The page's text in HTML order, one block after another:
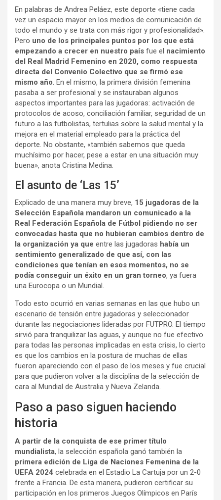
En palabras de Andrea Peláez, este deporte «tiene cada
vez un espacio mayor en los medios de comunicación de
todo el mundo y se trata con más rigor y profesionalidad».
Pero uno de los principales puntos por los que está
empezando a crecer en nuestro país fue el nacimiento
del Real Madrid Femenino en 2020, como respuesta
directa del Convenio Colectivo que se firmó ese
mismo año. En el mismo, la primera división femenina
pasaba a ser profesional y se instauraban algunos
aspectos importantes para las jugadoras: activación de
protocolos de acoso, conciliación familiar, seguridad de un
futuro a las futbolistas, tertulias sobre la salud mental y la
mejora en el material empleado para la práctica del
deporte. No obstante, «también sabemos que queda
muchísimo por hacer, pese a estar en una situación muy
buena», anota Cristina Medina.
El asunto de ‘Las 15’
Explicado de una manera muy breve, 15 jugadoras de la
Selección Española mandaron un comunicado a la
Real Federación Española de Fútbol pidiendo no ser
convocadas hasta que no hubieran cambios dentro de
la organización ya que entre las jugadoras había un
sentimiento generalizado de que así, con las
condiciones que tenían en esos momentos, no se
podía conseguir un éxito en un gran torneo, ya fuera
una Eurocopa o un Mundial.
Todo esto ocurrió en varias semanas en las que hubo un
escenario de tensión entre jugadoras y seleccionador
durante las negociaciones lideradas por FUTPRO. El tiempo
sirvió para tranquilizar las aguas, y aunque no fue efectivo
para todas las personas implicadas en esta crisis, lo cierto
es que los cambios en la postura de muchas de ellas
fueron apareciendo con el paso de los meses y fue crucial
para que pudieron volver a la disciplina de la selección de
cara al Mundial de Australia y Nueva Zelanda.
Paso a paso siguen haciendo
historia
A partir de la conquista de ese primer título
mundialista, la selección española ganó también la
primera edición de Liga de Naciones Femenina de la
UEFA 2024 celebrada en el Estadio La Cartuja por un 2-0
frente a Francia. De esta manera, pudieron certificar su
participación en los primeros Juegos Olímpicos en París